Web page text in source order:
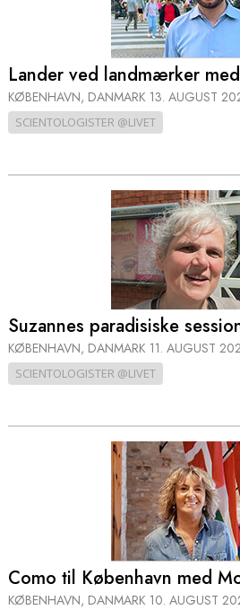
Lander ved landmærker
KØBENHAVN, DANMARK 13. AUGUST
SCIENTOLOGISTER @LIVET
Suzannes paradisiske
KØBENHAVN, DANMARK 11. AUGUST
SCIENTOLOGISTER @LIVET
Como til København med
KØBENHAVN, DANMARK 10. AUGUST